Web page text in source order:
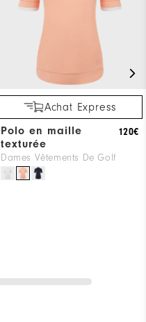
Achat Express
Polo en maille
texturée
Dames Vêtements De Golf
120€